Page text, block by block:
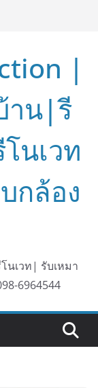
|
าน|รี
นเวท
กล้อง
นเวท| รับเหมา
6964544